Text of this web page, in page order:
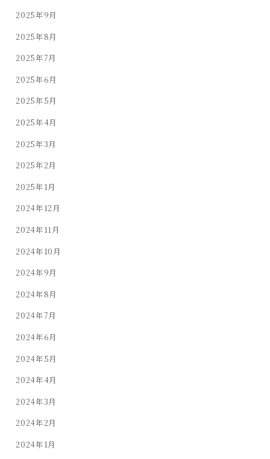
2025年9月
2025年8月
2025年7月
2025年6月
2025年5月
2025年4月
2025年3月
2025年2月
2025年1月
2024年12月
2024年11月
2024年10月
2024年9月
2024年8月
2024年7月
2024年6月
2024年5月
2024年4月
2024年3月
2024年2月
2024年1月